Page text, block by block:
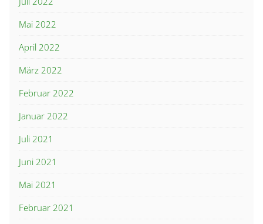
Mai 2022
April 2022
März 2022
Februar 2022
Januar 2022
Juli 2021
Juni 2021
Mai 2021
Februar 2021